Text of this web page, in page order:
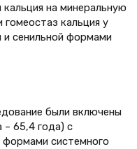
на минеральную
кальция у
и сенильной формами
были включены
– 65,4 года) с
формами системного